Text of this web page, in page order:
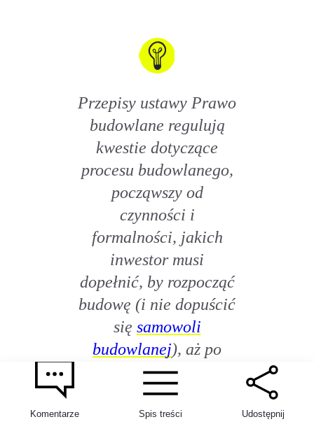
Przepisy ustawy Prawo
budowlane regulują
kwestie dotyczące
procesu budowlanego,
począwszy od
czynności i
formalności, jakich
inwestor musi
dopełnić, by rozpocząć
budowę (i nie dopuścić
się samowoli
budowlanej), aż po
realizację robót i
oddanie inwestycji do
użytku.
Komentarze Spis treści Udostępnij